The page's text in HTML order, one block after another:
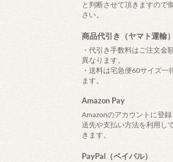
と判断させて頂きますので
さい。
商品代引き（ヤマト運輸
・代引き手数料はご注文金
異なります。
・送料は宅急便60サイズ一
ます。
Amazon Pay
Amazonのアカウントに登
送先や支払い方法を利用し
きます。
PayPal（ペイパル）